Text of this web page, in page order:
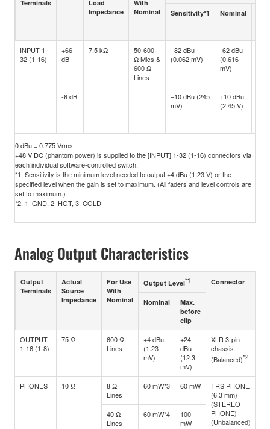
Terminals
Load
Impedance
With
Nominal
Sensitivity*1 Nominal
INPUT 1-
32 (1-16)
+66
dB
7.5 kΩ
50-600
Ω Mics &
600 Ω
Lines
–82 dBu
(0.062 mV)
-62 dBu
(0.616
mV)
-6 dB
–10 dBu (245
mV)
+10 dBu
(2.45 V)
0 dBu = 0.775 Vrms.
+48 V DC (phantom power) is supplied to the [INPUT] 1-32 (1-16) connectors via
each individual software-controlled switch.
*1. Sensitivity is the minimum level needed to output +4 dBu (1.23 V) or the
specified level when the gain is set to maximum. (All faders and level controls are
set to maximum.)
*2. 1=GND, 2=HOT, 3=COLD
Analog Output Characteristics
Output
Terminals
Actual
Source
Impedance
For Use
With
Nominal
Output Level*1 Connector
Nominal
Max.
before
clip
OUTPUT
1-16 (1-8)
75 Ω
600 Ω
Lines
+4 dBu
(1.23
mV)
+24
dBu
(12.3
mV)
XLR 3-pin
chassis
(Balanced)*2
PHONES 10 Ω
8 Ω
Lines
60 mW*3 60 mW
TRS PHONE
(6.3 mm)
(STEREO
PHONE)
(Unbalanced)
40 Ω
Lines
60 mW*4
100
mW